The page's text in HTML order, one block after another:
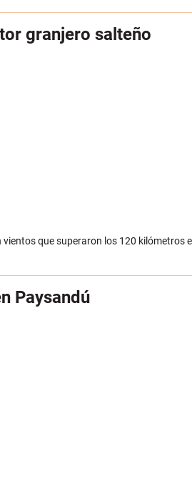
granjero salteño
que superaron los 120 kilómetros
Paysandú